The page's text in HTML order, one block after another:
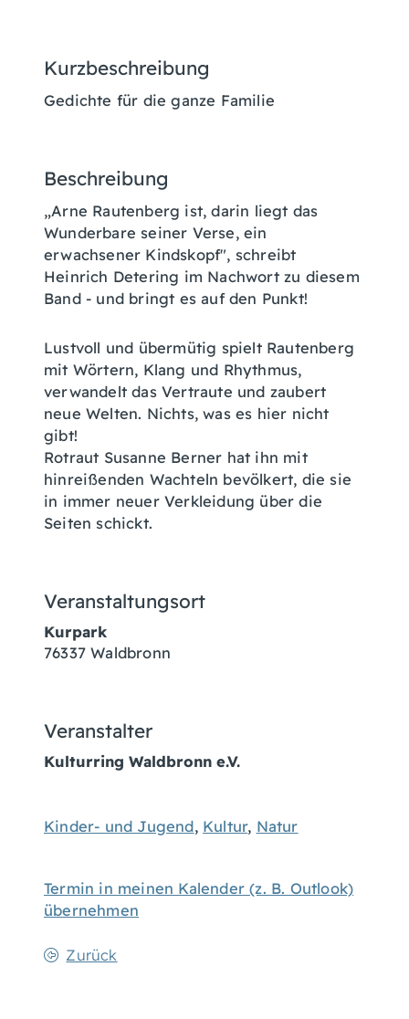
Kurzbeschreibung
Gedichte für die ganze Familie
Beschreibung
„Arne Rautenberg ist, darin liegt das
Wunderbare seiner Verse, ein
erwachsener Kindskopf", schreibt
Heinrich Detering im Nachwort zu diesem
Band - und bringt es auf den Punkt!
Lustvoll und übermütig spielt Rautenberg
mit Wörtern, Klang und Rhythmus,
verwandelt das Vertraute und zaubert
neue Welten. Nichts, was es hier nicht
gibt!
Rotraut Susanne Berner hat ihn mit
hinreißenden Wachteln bevölkert, die sie
in immer neuer Verkleidung über die
Seiten schickt.
Veranstaltungsort
Kurpark
76337 Waldbronn
Veranstalter
Kulturring Waldbronn e.V.
Kinder- und Jugend, Kultur, Natur
Termin in meinen Kalender (z. B. Outlook)
übernehmen
Zurück